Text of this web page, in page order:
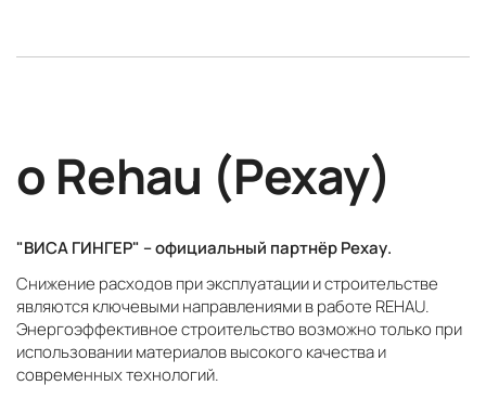
о Rehau (Рехау)
"ВИСА ГИНГЕР" – официальный партнёр Рехау.
Снижение расходов при эксплуатации и строительстве
являются ключевыми направлениями в работе REHAU.
Энергоэффективное строительство возможно только при
использовании материалов высокого качества и
современных технологий.